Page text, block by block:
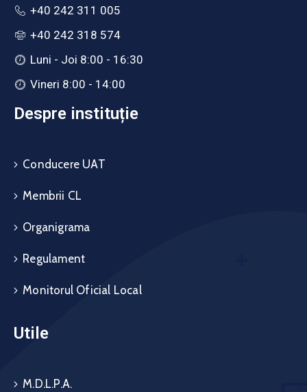
+40 242 311 005
+40 242 318 574
Luni - Joi 8:00 - 16:30
Vineri 8:00 - 14:00
Despre instituție
Conducere UAT
Membrii CL
Organigrama
Regulament
Monitorul Oficial Local
Utile
M.D.L.P.A.